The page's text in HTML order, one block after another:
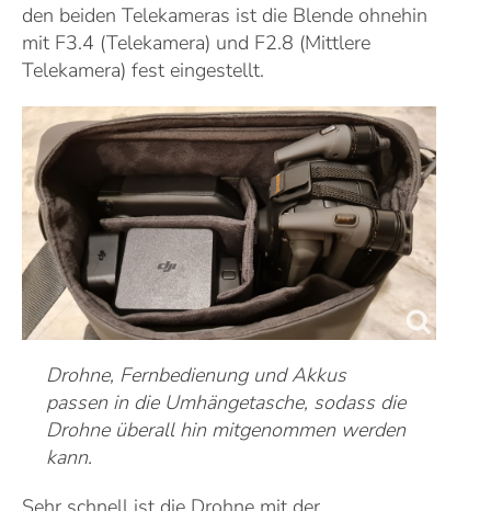
den beiden Telekameras ist die Blende ohnehin
mit F3.4 (Telekamera) und F2.8 (Mittlere
Telekamera) fest eingestellt.
Drohne, Fernbedienung und Akkus
passen in die Umhängetasche, sodass die
Drohne überall hin mitgenommen werden
kann.